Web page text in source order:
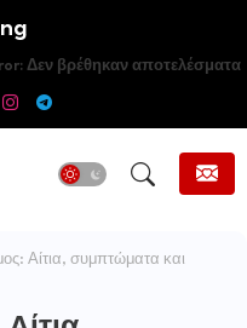
Δεν βρέθηκαν αποτελέσματα
Αίτια, συμπτώματα και